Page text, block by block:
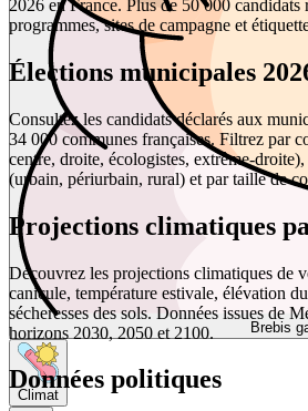
Brebis
Climat
2026 en France. Plus de 50 000 candidats
programmes, sites de campagne et
Élections municipales
Consultez les candidats déclarés aux
34 000 communes françaises. Filtrez par
centre, droite, écologistes, extrême-
(urbain, périurbain, rural) et par taille de
Projections climatiques
Découvrez les projections climatiques de
canicule, température estivale, élévation
sécheresses des sols. Données issues de
horizons 2030, 2050 et 2100.
Données politiques